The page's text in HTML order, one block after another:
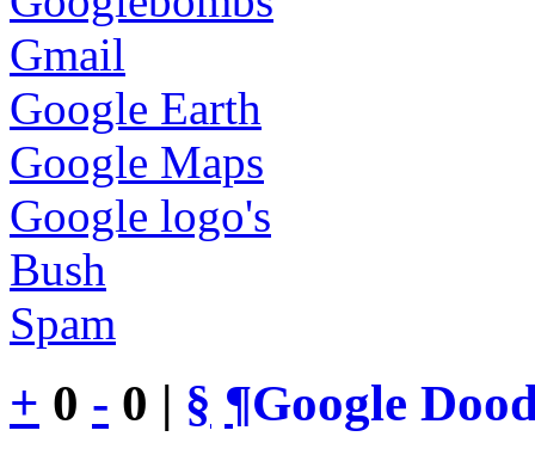
Gmail
Google Earth
Google Maps
Google logo's
Bush
Spam
+ 0 - 0 | § ¶Google